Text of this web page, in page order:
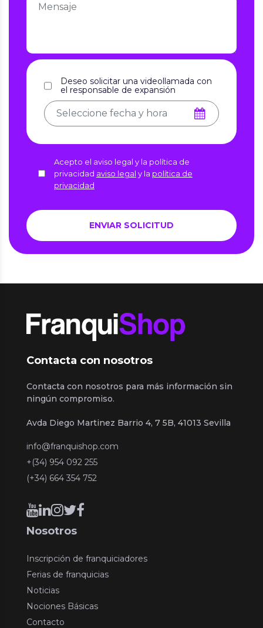
Deseo solicitar una videollamada con
el responsable de expansión
Acepto el aviso legal y la política de
privacidad aviso legal y la política de
privacidad
Contacta con nosotros
Contacta con nosotros para más información sin
ningún compromiso.
Avda Diego Martinez Barrio 4, 7 5B, 41013 Sevilla
info@franquishop.com
+(34) 954 092 255
(+34) 664 354 752
Nosotros
Inscripción de franquiciadores
Ferias de franquicias
Noticias
Nociones Básicas
Contacto